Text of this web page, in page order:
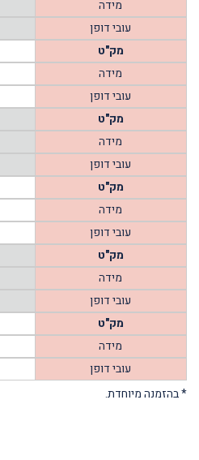
מידה
עובי דופן
מק"ט
מידה
עובי דופן
מק"ט
מידה
עובי דופן
מק"ט
מידה
עובי דופן
מק"ט
מידה
עובי דופן
מק"ט
מידה
עובי דופן
* בהזמנה מיוחדת.